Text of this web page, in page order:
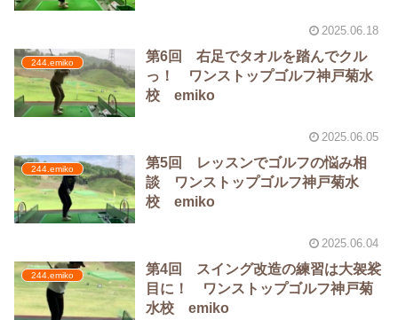
2025.06.18
244.emiko
第6回 右足でタオルを踏んでクル
っ！ ワンストップゴルフ神戸菊水
校 emiko
2025.06.05
244.emiko
第5回 レッスンでゴルフの悩み相
談 ワンストップゴルフ神戸菊水
校 emiko
2025.06.04
244.emiko
第4回 スイング改造の練習は大袈裟
目に！ ワンストップゴルフ神戸菊
水校 emiko